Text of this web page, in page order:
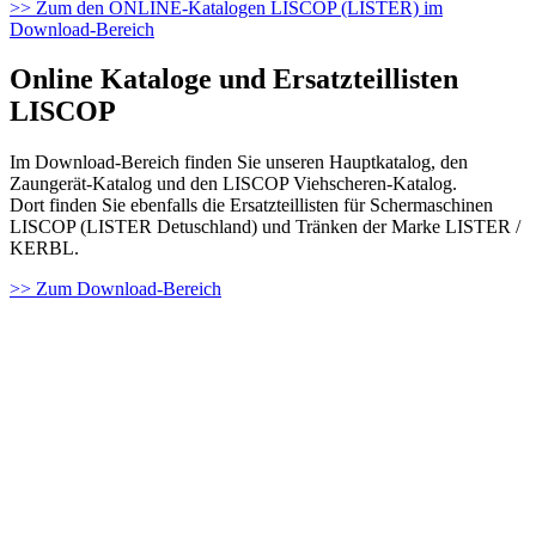
>> Zum den ONLINE-Katalogen LISCOP (LISTER) im
Download-Bereich
Online Kataloge und Ersatzteillisten
LISCOP
Im Download-Bereich finden Sie unseren Hauptkatalog, den
Zaungerät-Katalog und den LISCOP Viehscheren-Katalog.
Dort finden Sie ebenfalls die Ersatzteillisten für Schermaschinen
LISCOP (LISTER Detuschland) und Tränken der Marke LISTER /
KERBL.
>> Zum Download-Bereich